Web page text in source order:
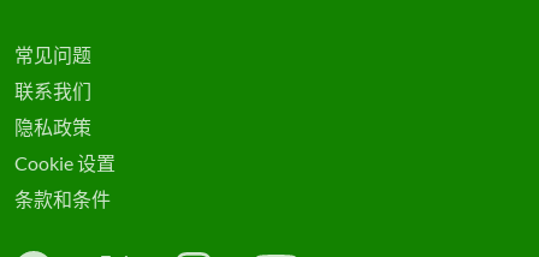
常见问题
联系我们
隐私政策
Cookie 设置
条款和条件